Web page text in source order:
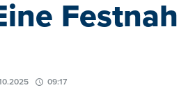
09:17